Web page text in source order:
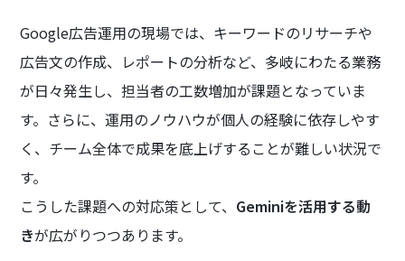
Google広告運用の現場では、キーワードのリサーチや
広告文の作成、レポートの分析など、多岐にわたる業務
が日々発生し、担当者の工数増加が課題となっていま
す。さらに、運用のノウハウが個人の経験に依存しやす
く、チーム全体で成果を底上げすることが難しい状況で
す。
こうした課題への対応策として、 Geminiを活用する動
きが広がりつつあります。